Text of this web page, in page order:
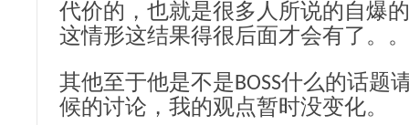
代价的，也就是很多人所说的自爆
这情形这结果得很后面才会有了。
其他至于他是不是BOSS什么的话题
候的讨论，我的观点暂时没变化。